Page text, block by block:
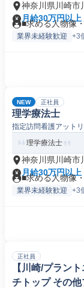
神奈川県川崎市
月給30万円以上
■求める人物像
業界未経験歓迎 +3
NEW 正社員
理学療法士
指定訪問看護アット
理学療法士
神奈川県川崎市
月給30万円以上
■求める人物像
業界未経験歓迎 +3
正社員
【川崎/プラン
チトップ その